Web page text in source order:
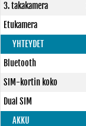
3. takakamera
Etukamera
YHTEYDET
Bluetooth
SIM-kortin koko
Dual SIM
AKKU